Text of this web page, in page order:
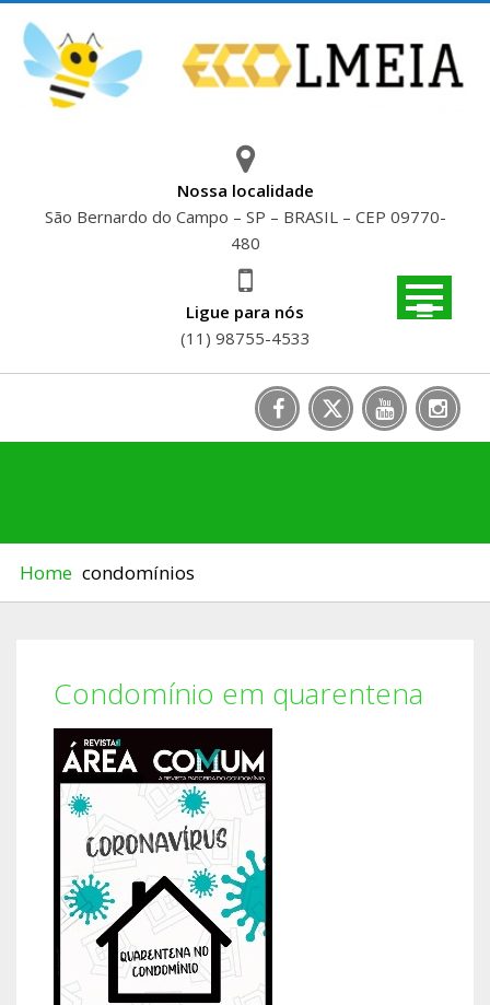
content
Nossa localidade
São Bernardo do Campo – SP – BRASIL – CEP 09770-
480
Ligue para nós
(11) 98755-4533
Home condomínios
Condomínio em quarentena